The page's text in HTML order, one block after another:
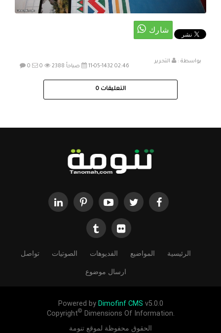
بواسطة :
التحرير
11-05-1432 02:46 صباحاً
0 0 2388
التعليقات 0
الرئيسية المواضيع الفديوهات الصوتيات تواصل
ارسال موضوع
Powered by Dimofinf CMS v5.0.0
Copyright© Dimensions Of Information.
الحقوق محفوظة لموقع تنومة